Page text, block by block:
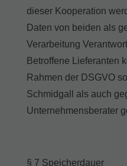
dieser Kooperation
Daten von beiden als
Verarbeitung
Betroffene Lieferanten
Rahmen der DSGVO
Schmidgall als auch
Unternehmensberater
§ 7 Speicherdauer